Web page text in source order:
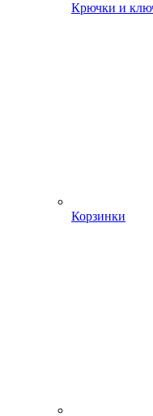
Крючки и
Корзинки